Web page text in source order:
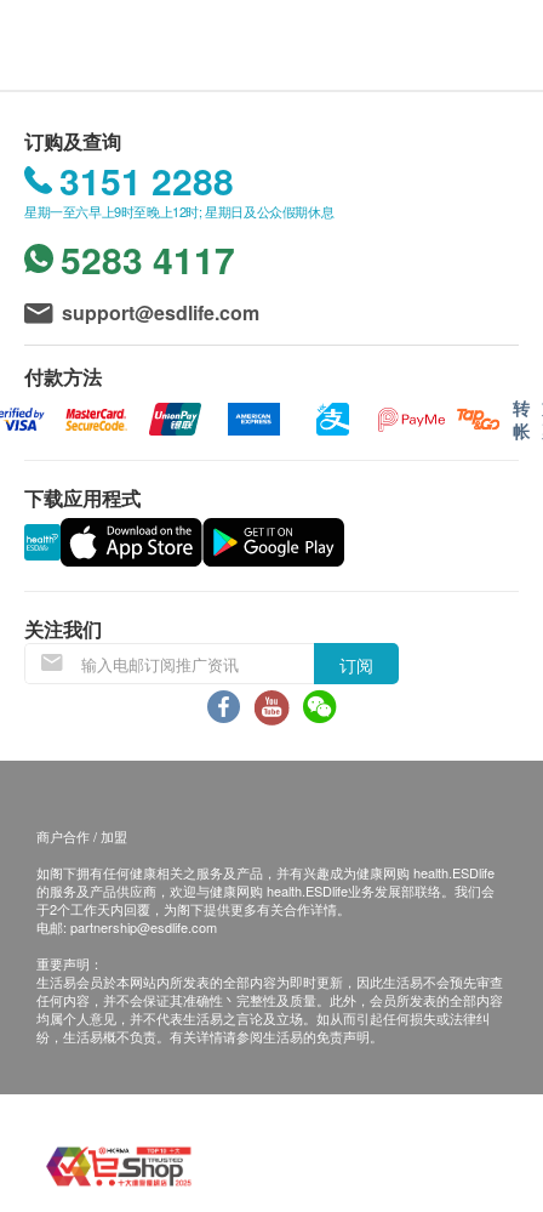
体重
血脂
总胆固醇
高密度胆固醇
低密度胆固醇
糖尿
空腹血糖
肝功能
白蛋白球蛋白比例
谷丙转氨酶
谷草转氨酶
总蛋白质
丙种谷氨基转移酵素
肾功能
氯化物
肌酸酐
钾
游离甲状腺素
促甲状腺激素
所有体格检查并非作为医务诊断或治疗用途。
如有争议，健康网购health.ESDlife及德信医疗中
心保留最后决定权。
报告：
进行健康检查后，一般情况下，需大概4-6 个工作天
跟进检查报告，工作天不包括星期六、日及公众假
期。轮侯报告讲解时间会因应不同情况(如个别化验专
案所需时间或客人指明特定时段)而有所延长。健康检
查包含详细书面验身报告。
免责声明：
所有健康检查/服务并非作为医务诊断或治疗用
咨询有认可资格的医生，作出诊断及治疗。
本服务/产品由商户提供。生活易【健康网购
health.ESDlife】并没有经营或提供本服务/产品。
有关此服务/产品的错漏或延误，或因使用此服务/
订购及查询
3151 2288
星期一至六早上9时至晚上12时; 星期日及公众假期休息
5283 4117
support@esdlife.com
付款方法
转
帐
下载应用程式
关注我们
订阅
商户合作 / 加盟
如阁下拥有任何健康相关之服务及产品，并有兴趣成为健康网购 health.ESDlife
的服务及产品供应商，欢迎与健康网购 health.ESDlife业务发展部联络。我们会
于2个工作天内回覆，为阁下提供更多有关合作详情。
电邮: partnership@esdlife.com
重要声明：
生活易会员於本网站内所发表的全部内容为即时更新，因此生活易不会预先审查
任何内容，并不会保证其准确性丶完整性及质量。此外，会员所发表的全部内容
均属个人意见，并不代表生活易之言论及立场。如从而引起任何损失或法律纠
纷，生活易概不负责。有关详情请参阅生活易的免责声明。